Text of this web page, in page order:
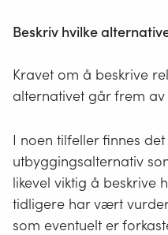
Beskriv hvilke
Kravet om å beskrive
alternativet går frem av
I noen tilfeller finnes
utbyggingsalternativ
likevel viktig å beskrive
tidligere har vært
som eventuelt er